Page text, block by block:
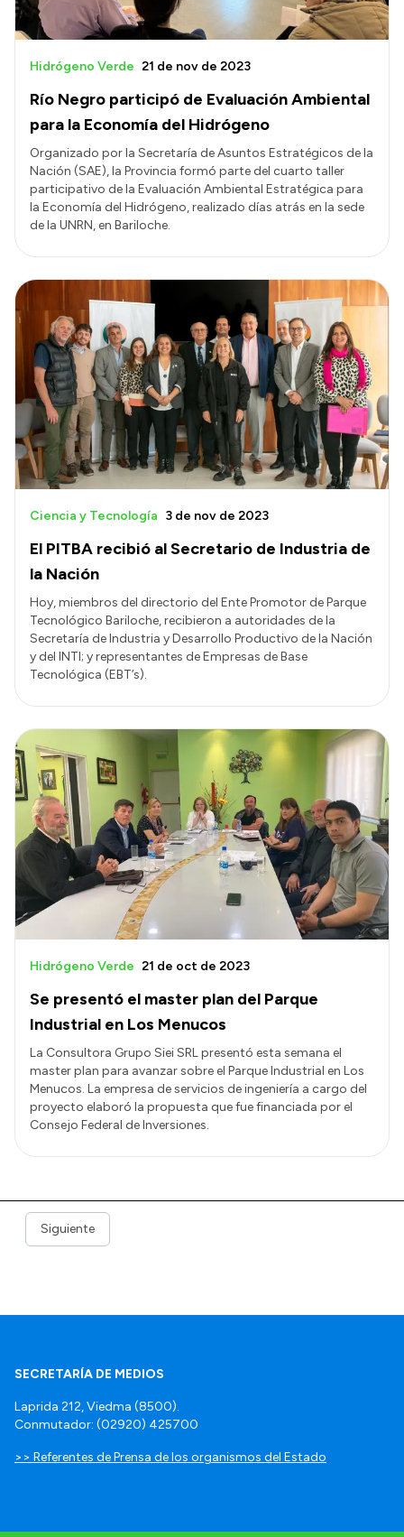
Río Negro participó de Evaluación Ambiental
para la Economía del Hidrógeno
Hidrógeno Verde 21 de nov de 2023
Organizado por la Secretaría de Asuntos Estratégicos de la
Nación (SAE), la Provincia formó parte del cuarto taller
participativo de la Evaluación Ambiental Estratégica para
la Economía del Hidrógeno, realizado días atrás en la sede
de la UNRN, en Bariloche.
El PITBA recibió al Secretario de Industria de
la Nación
Ciencia y Tecnología 3 de nov de 2023
Hoy, miembros del directorio del Ente Promotor de Parque
Tecnológico Bariloche, recibieron a autoridades de la
Secretaría de Industria y Desarrollo Productivo de la Nación
y del INTI; y representantes de Empresas de Base
Tecnológica (EBT’s).
Se presentó el master plan del Parque
Industrial en Los Menucos
Hidrógeno Verde 21 de oct de 2023
La Consultora Grupo Siei SRL presentó esta semana el
master plan para avanzar sobre el Parque Industrial en Los
Menucos. La empresa de servicios de ingeniería a cargo del
proyecto elaboró la propuesta que fue financiada por el
Consejo Federal de Inversiones.
Siguiente
SECRETARÍA DE MEDIOS
Laprida 212, Viedma (8500).
Conmutador: (02920) 425700
>> Referentes de Prensa de los organismos del Estado